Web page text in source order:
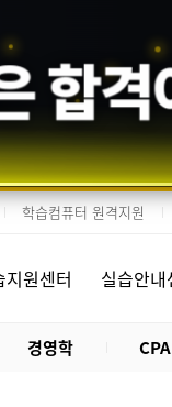
합격
학습컴퓨터 원격지원
지원센터 실습안내
경영학 CPA